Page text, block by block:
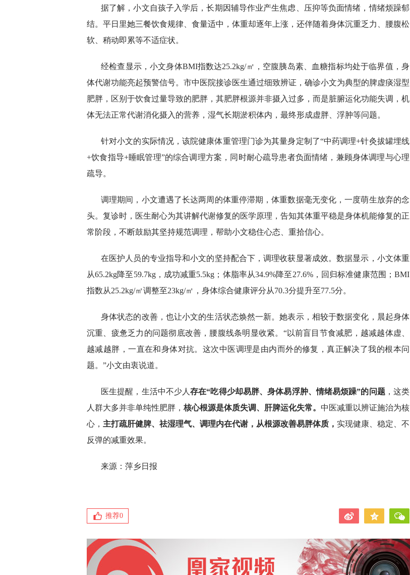
据了解，小文自孩子入学后，长期因辅导作业产生焦虑、压抑等负面情绪，情绪烦躁郁
结。平日里她三餐饮食规律、食量适中，体重却逐年上涨，还伴随着身体沉重乏力、腰腹松
软、稍动即累等不适症状。
经检查显示，小文身体BMI指数达25.2kg/㎡，空腹胰岛素、血糖指标均处于临界值，身
体代谢功能亮起预警信号。市中医院接诊医生通过细致辨证，确诊小文为典型的脾虚痰湿型
肥胖，区别于饮食过量导致的肥胖，其肥胖根源并非摄入过多，而是脏腑运化功能失调，机
体无法正常代谢消化摄入的营养，湿气长期淤积体内，最终形成虚胖、浮肿等问题。
针对小文的实际情况，该院健康体重管理门诊为其量身定制了“中药调理+针灸拔罐埋线
+饮食指导+睡眠管理”的综合调理方案，同时耐心疏导患者负面情绪，兼顾身体调理与心理
疏导。
调理期间，小文遭遇了长达两周的体重停滞期，体重数据毫无变化，一度萌生放弃的念
头。复诊时，医生耐心为其讲解代谢修复的医学原理，告知其体重平稳是身体机能修复的正
常阶段，不断鼓励其坚持规范调理，帮助小文稳住心态、重拾信心。
在医护人员的专业指导和小文的坚持配合下，调理收获显著成效。数据显示，小文体重
从65.2kg降至59.7kg，成功减重5.5kg；体脂率从34.9%降至27.6%，回归标准健康范围；BMI
指数从25.2kg/㎡调整至23kg/㎡，身体综合健康评分从70.3分提升至77.5分。
身体状态的改善，也让小文的生活状态焕然一新。她表示，相较于数据变化，晨起身体
沉重、疲惫乏力的问题彻底改善，腰腹线条明显收紧。“以前盲目节食减肥，越减越体虚、
越减越胖，一直在和身体对抗。这次中医调理是由内而外的修复，真正解决了我的根本问
题。”小文由衷说道。
医生提醒，生活中不少人存在“吃得少却易胖、身体易浮肿、情绪易烦躁”的问题，这类
人群大多并非单纯性肥胖， 核心根源是体质失调、肝脾运化失常。 中医减重以辨证施治为核
心， 主打疏肝健脾、祛湿理气、调理内在代谢，从根源改善易胖体质， 实现健康、稳定、不
反弹的减重效果。
来源：萍乡日报
推荐0